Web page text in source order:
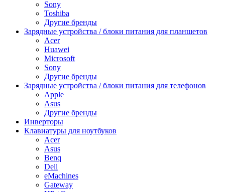
Sony
Toshiba
Другие бренды
Зарядные устройства / блоки питания для планшетов
Acer
Huawei
Microsoft
Sony
Другие бренды
Зарядные устройства / блоки питания для телефонов
Apple
Asus
Другие бренды
Инверторы
Клавиатуры для ноутбуков
Acer
Asus
Benq
Dell
eMachines
Gateway